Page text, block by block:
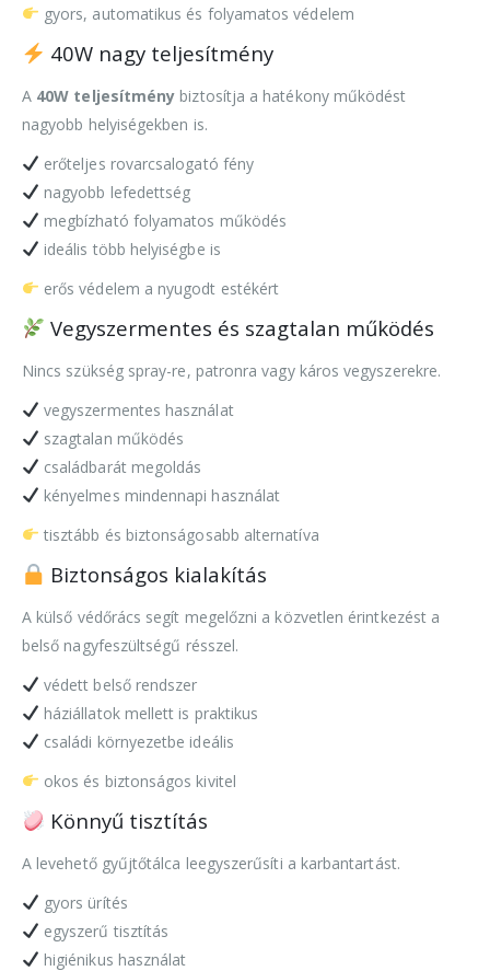
gyors, automatikus és folyamatos védelem
40W nagy teljesítmény
A 40W teljesítmény biztosítja a hatékony működést
nagyobb helyiségekben is.
erőteljes rovarcsalogató fény
nagyobb lefedettség
megbízható folyamatos működés
ideális több helyiségbe is
erős védelem a nyugodt estékért
Vegyszermentes és szagtalan működés
Nincs szükség spray-re, patronra vagy káros vegyszerekre.
vegyszermentes használat
szagtalan működés
családbarát megoldás
kényelmes mindennapi használat
tisztább és biztonságosabb alternatíva
Biztonságos kialakítás
A külső védőrács segít megelőzni a közvetlen érintkezést a
belső nagyfeszültségű résszel.
védett belső rendszer
háziállatok mellett is praktikus
családi környezetbe ideális
okos és biztonságos kivitel
Könnyű tisztítás
A levehető gyűjtőtálca leegyszerűsíti a karbantartást.
gyors ürítés
egyszerű tisztítás
higiénikus használat